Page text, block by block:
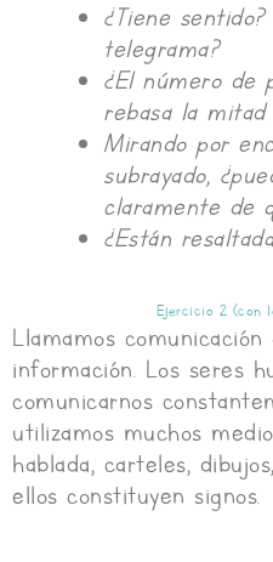
¿Tiene
telegrama?
¿El número de
rebasa la
Mirando por
subrayado,
claramente de
¿Están
Ejercicio 2 (con
Llamamos
información. Los seres
comunicarnos
utilizamos muchos
hablada, carteles,
ellos constituyen signos.